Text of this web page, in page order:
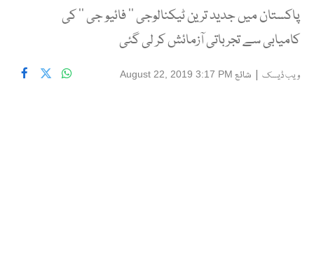
پاکستان میں جدید ترین ٹیکنالوجی ’’ فائیو جی ‘‘ کی
کامیابی سے تجرباتی آزمائش کر لی گئی
ویب ڈیسک | شائع August 22, 2019 3:17 PM